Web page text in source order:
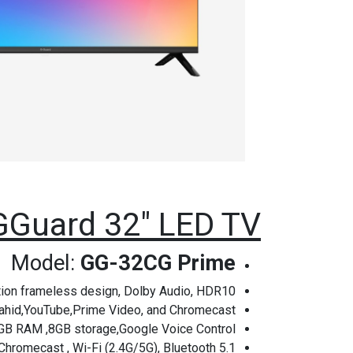
32" LED TV
Model: GG-32CG Prime
frameless design, Dolby Audio, HDR10
Video, and Chromecast.
RAM ,8GB storage,Google Voice Control.
, Wi-Fi (2.4G/5G), Bluetooth 5.1